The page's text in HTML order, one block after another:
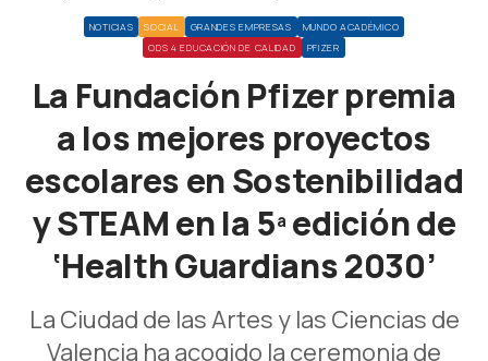
NOTICIAS SOCIAL GRANDES EMPRESAS
MUNDO ACADÉMICO
ODS 4 EDUCACIÓN DE CALIDAD
PFIZER
La Fundación Pfizer premia
a los mejores proyectos
escolares en Sostenibilidad
y STEAM en la 5ª edición de
‘Health Guardians 2030’
La Ciudad de las Artes y las Ciencias de
Valencia ha acogido la ceremonia de